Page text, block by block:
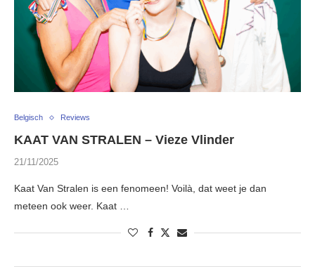
Belgisch Reviews
KAAT VAN STRALEN – Vieze Vlinder
21/11/2025
Kaat Van Stralen is een fenomeen! Voilà, dat weet je dan
meteen ook weer. Kaat …